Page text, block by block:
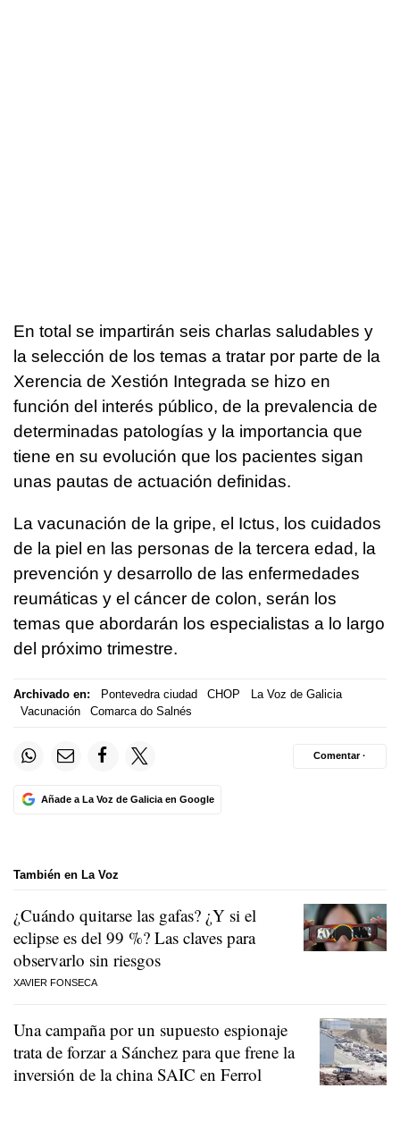
En total se impartirán seis charlas saludables y
la selección de los temas a tratar por parte de la
Xerencia de Xestión Integrada se hizo en
función del interés público, de la prevalencia de
determinadas patologías y la importancia que
tiene en su evolución que los pacientes sigan
unas pautas de actuación definidas.
La vacunación de la gripe, el Ictus, los cuidados
de la piel en las personas de la tercera edad, la
prevención y desarrollo de las enfermedades
reumáticas y el cáncer de colon, serán los
temas que abordarán los especialistas a lo largo
del próximo trimestre.
Archivado en: Pontevedra ciudad CHOP
La Voz de Galicia
Vacunación
Comarca do Salnés
Añade a La Voz de Galicia en Google
Comentar ·
También en La Voz
¿Cuándo quitarse las gafas? ¿Y si el
eclipse es del 99 %? Las claves para
observarlo sin riesgos
XAVIER FONSECA
Una campaña por un supuesto espionaje
trata de forzar a Sánchez para que frene la
inversión de la china SAIC en Ferrol